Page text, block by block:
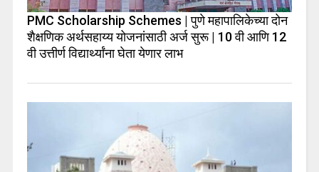
PMC Scholarship Schemes | पुणे महापालिकेच्या दोन
शैक्षणिक अर्थसहाय्य योजनांसाठी अर्ज सुरू | 10 वी आणि 12
वी उत्तीर्ण विद्यार्थ्यांना घेता येणार लाभ